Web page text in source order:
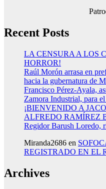
Recent Posts
LA CENSURA A LOS
HORROR!
Raúl Morón arrasa en
hacia la gubernatura de
Francisco Pérez-Ayala,
Zamora Industrial, para
¡BIENVENIDO A
ALFREDO RAMÍREZ
Regidor Barush Loredo,
Miranda2686 en
REGISTRADO EN EL
Archives